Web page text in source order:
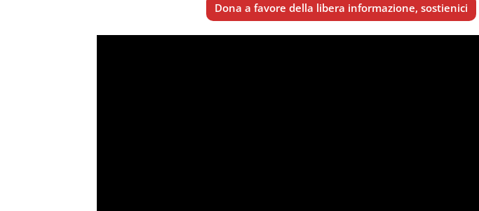
Dona a favore della libera informazione, sostienici